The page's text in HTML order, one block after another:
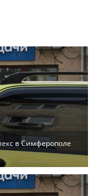
в Симферополе